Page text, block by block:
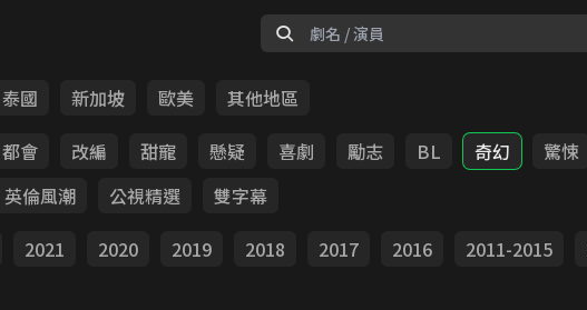
泰國 新加坡 歐美
其他地區
都會 改編 甜寵 懸疑 喜劇 勵志 BL 奇幻 驚悚
英倫風潮 公視精選
雙字幕
2021 2020 2019 2018 2017 2016 2011-2015